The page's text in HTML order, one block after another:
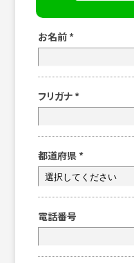
お名前 *
フリガナ *
都道府県 *
電話番号